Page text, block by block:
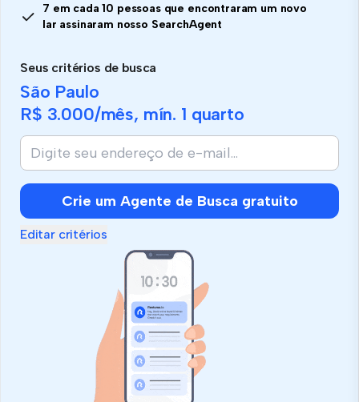
7 em cada 10 pessoas que encontraram um novo
lar assinaram nosso SearchAgent
Seus critérios de busca
São Paulo
R$ 3.000/mês, mín. 1 quarto
Crie um Agente de Busca gratuito
Editar critérios